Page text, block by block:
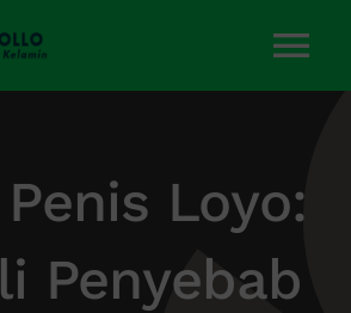
Loyo:
Penyebab